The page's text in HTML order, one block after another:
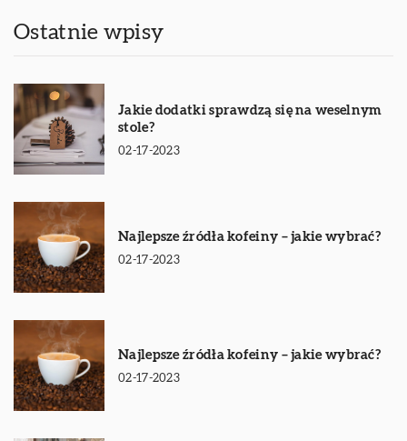
Ostatnie wpisy
Jakie dodatki sprawdzą się na weselnym
stole?
02-17-2023
Najlepsze źródła kofeiny – jakie wybrać?
02-17-2023
Najlepsze źródła kofeiny – jakie wybrać?
02-17-2023